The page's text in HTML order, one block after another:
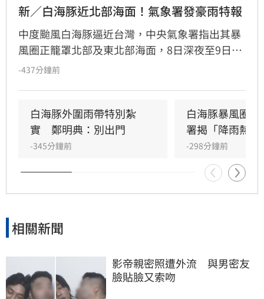
新／白海豚近北部海面！氣象署發豪雨特報
中度颱風白海豚逼近台灣，中央氣象署指出其暴
風圈正籠罩北部及東北部海面，8日深夜至9日白
天是影響最劇烈時刻。受外圍環流影響，中北部
極端高溫。沿海地區風浪強勁，基隆北海岸掀起
6米巨浪，適逢年度大潮，低窪地區務必慎防積
淹水。預計颱風將於9日晚間登陸中國後減弱，
北部降雨有望在10日清晨趨緩，提醒民眾父親節
連假期間避免前往山區及海邊活動，並隨時留意
氣象署最新發布的豪雨特報與防颱資訊，確保生
-437分鐘前
白海豚外圍雨帶特別紮
實　鄭明典：別出門
-345分鐘前
白海豚暴風圈
署揭「降雨熱區
-298分鐘前
相關新聞
影帝親密照遭外流　與男密友
臉貼臉又索吻